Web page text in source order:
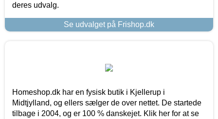
deres udvalg.
Se udvalget på Frishop.dk
Homeshop.dk har en fysisk butik i Kjellerup i
Midtjylland, og ellers sælger de over nettet. De startede
tilbage i 2004, og er 100 % danskejet. Klik her for at se